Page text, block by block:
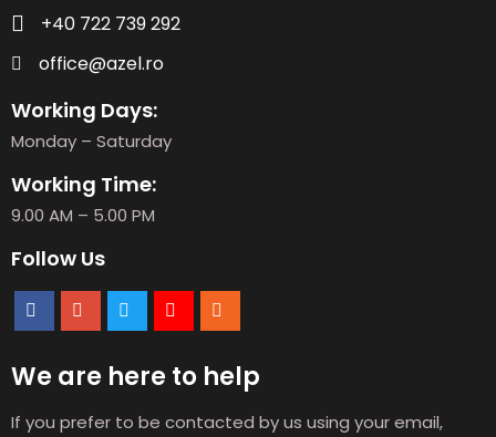
+40 722 739 292
office@azel.ro
Working Days:
Monday – Saturday
Working Time:
9.00 AM – 5.00 PM
Follow Us
We are here to help
If you prefer to be contacted by us using your email,